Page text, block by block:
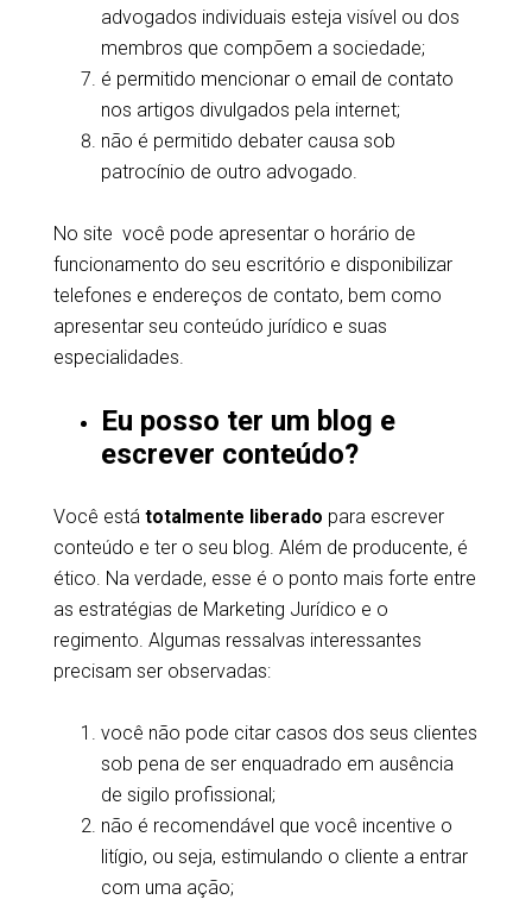
advogados individuais esteja visível ou dos
membros que compõem a sociedade;
é permitido mencionar o email de contato
nos artigos divulgados pela internet;
não é permitido debater causa sob
patrocínio de outro advogado.
No site você pode apresentar o horário de
funcionamento do seu escritório e disponibilizar
telefones e endereços de contato, bem como
apresentar seu conteúdo jurídico e suas
especialidades.
Eu posso ter um blog e
escrever conteúdo?
Você está totalmente liberado para escrever
conteúdo e ter o seu blog. Além de producente, é
ético. Na verdade, esse é o ponto mais forte entre
as estratégias de Marketing Jurídico e o
regimento. Algumas ressalvas interessantes
precisam ser observadas:
você não pode citar casos dos seus clientes
sob pena de ser enquadrado em ausência
de sigilo profissional;
não é recomendável que você incentive o
litígio, ou seja, estimulando o cliente a entrar
com uma ação;